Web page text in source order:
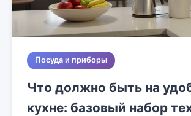
Посуда и приборы
Что должно быть на
кухне: базовый набор